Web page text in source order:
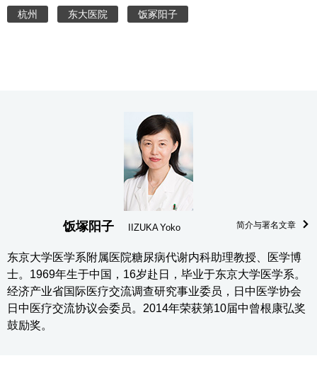
杭州 东大医院 饭冢阳子
饭塚阳子 IIZUKA Yoko 简介与署名文章
东京大学医学系附属医院糖尿病代谢内科助理教授、医学博
士。1969年生于中国，16岁赴日，毕业于东京大学医学系。
经济产业省国际医疗交流调查研究事业委员，日中医学协会
日中医疗交流协议会委员。2014年荣获第10届中曾根康弘奖
鼓励奖。